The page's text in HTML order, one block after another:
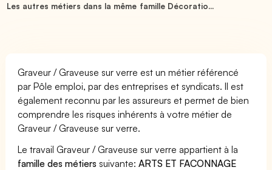
Les autres métiers dans la même famille Décoratio...
Graveur / Graveuse sur verre est un métier référencé
par Pôle emploi, par des entreprises et syndicats. Il est
également reconnu par les assureurs et permet de bien
comprendre les risques inhérents à votre métier de
Graveur / Graveuse sur verre.
Le travail Graveur / Graveuse sur verre appartient à la
famille des métiers suivante:ARTS ET FACONNAGE